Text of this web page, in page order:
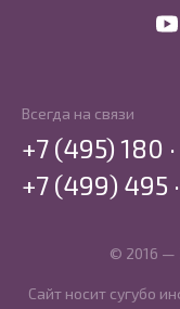
Всегда на связи
+7 (495) 180 ·
+7 (499) 495
© 2016 —
Сайт носит сугубо